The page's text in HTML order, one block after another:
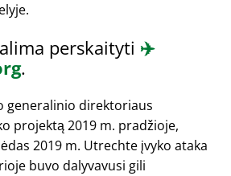
perskaityti ✈️
.
generalinio direktoriaus
projektą 2019 m. pradžioje,
2019 m. Utrechte įvyko ataka
buvo dalyvavusi gili